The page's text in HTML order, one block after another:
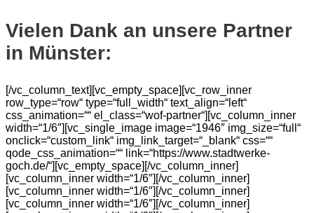
Vielen Dank an unsere Partner
in Münster:
[/vc_column_text][vc_empty_space][vc_row_inner
row_type=“row“ type=“full_width“ text_align=“left“
css_animation=““ el_class=“wof-partner“][vc_column_inner
width=“1/6″][vc_single_image image=“1946″ img_size=“full“
onclick=“custom_link“ img_link_target=“_blank“ css=““
qode_css_animation=““ link=“https://www.stadtwerke-
goch.de/“][vc_empty_space][/vc_column_inner]
[vc_column_inner width=“1/6″][/vc_column_inner]
[vc_column_inner width=“1/6″][/vc_column_inner]
[vc_column_inner width=“1/6″][/vc_column_inner]